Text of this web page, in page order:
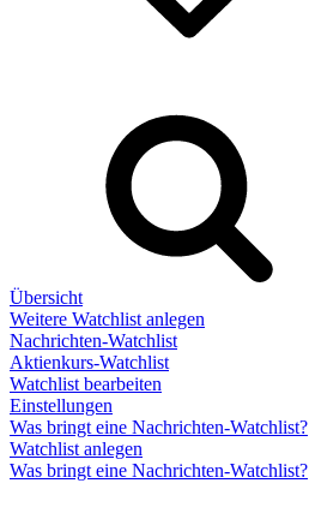
Übersicht
Weitere Watchlist anlegen
Nachrichten-Watchlist
Aktienkurs-Watchlist
Watchlist bearbeiten
Einstellungen
Was bringt eine Nachrichten-Watchlist?
Watchlist anlegen
Was bringt eine Nachrichten-Watchlist?